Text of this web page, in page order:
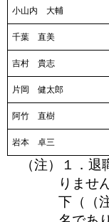
小山内 大輔
千葉 直美
吉村 貴志
片岡 健太郎
阿竹 直樹
岩本 卓三
（注）１．退
りませ
下（（